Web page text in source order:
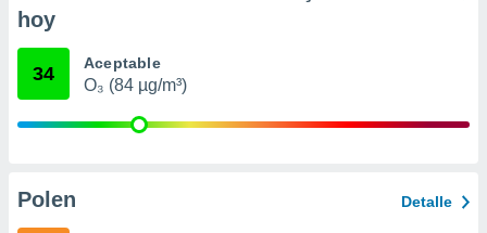
u
en
en
hoy
34 Aceptable
O₃ (84 µg/m³)
Polen Detalle